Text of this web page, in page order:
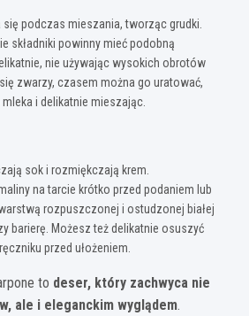
się podczas mieszania, tworząc grudki.
składniki powinny mieć podobną
nie używając wysokich obrotów
zwarzy, czasem można go uratować,
i delikatnie mieszając.
sok i rozmiękczają krem.
na tarcie krótko przed podaniem lub
rozpuszczonej i ostudzonej białej
barierę. Możesz też delikatnie osuszyć
przed ułożeniem.
to deser, który zachwyca nie
ale i eleganckim wyglądem.